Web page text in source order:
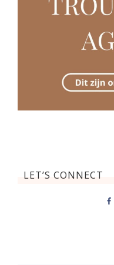
LET’S CONNECT